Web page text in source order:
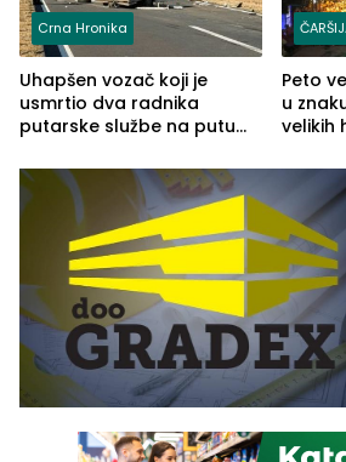
Crna Hronika
Uhapšen vozač koji je
usmrtio dva radnika
putarske službe na putu
(FOTO)
Peto
u
velikih